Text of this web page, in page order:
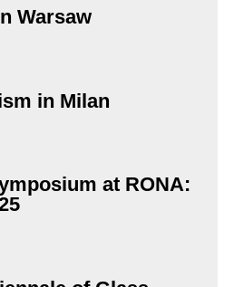
Warsaw
in Milan
at RONA: